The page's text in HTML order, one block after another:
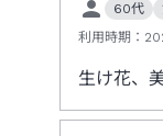
60代
利用時期：
生け花、